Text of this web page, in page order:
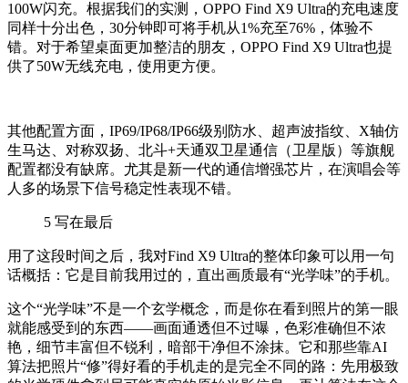
100W闪充。根据我们的实测，OPPO Find X9 Ultra的充电速度
同样十分出色，30分钟即可将手机从1%充至76%，体验不
错。对于希望桌面更加整洁的朋友，OPPO Find X9 Ultra也提
供了50W无线充电，使用更方便。
其他配置方面，IP69/IP68/IP66级别防水、超声波指纹、X轴仿
生马达、对称双扬、北斗+天通双卫星通信（卫星版）等旗舰
配置都没有缺席。尤其是新一代的通信增强芯片，在演唱会等
人多的场景下信号稳定性表现不错。
5 写在最后
用了这段时间之后，我对Find X9 Ultra的整体印象可以用一句
话概括：它是目前我用过的，直出画质最有“光学味”的手机。
这个“光学味”不是一个玄学概念，而是你在看到照片的第一眼
就能感受到的东西——画面通透但不过曝，色彩准确但不浓
艳，细节丰富但不锐利，暗部干净但不涂抹。它和那些靠AI
算法把照片“修”得好看的手机走的是完全不同的路：先用极致